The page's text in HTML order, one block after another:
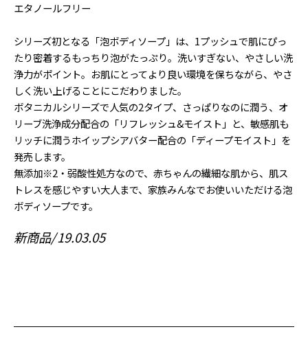
エタノールフリー
シリーズ初となる「泡ボディソープ」は、1プッシュで肌にぴっ
たり密着するもっちり泡がたっぷり。洗いすぎない、やさしい洗
浄力がポイント。お肌にとってより良い環境を保ちながら、やさ
しく洗い上げることにこだわりました。
ボタニカルシリーズで人気の2タイプ、さっぱりなのに潤う、オ
リーブ洗浄成分配合の「リフレッシュ&モイスト」と、敏感肌も
リッチに潤うホイップシアバター配合の「ディープモイスト」を
発売します。
無添加※2・弱酸性処方なので、赤ちゃんの繊細な肌から、肌ス
トレスを感じやすい大人まで、家族みんなでお使いいただける泡
ボディソープです。
新商品 19.03.05